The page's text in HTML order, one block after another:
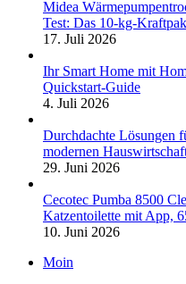
Midea
Test: Das 10-kg-
17. Juli 2026
Ihr Smart Home mit
Quickstart-Guide
4. Juli 2026
Durchdachte Lösungen
modernen
29. Juni 2026
Cecotec Pumba 8500
Katzentoilette mit App,
10. Juni 2026
Moin